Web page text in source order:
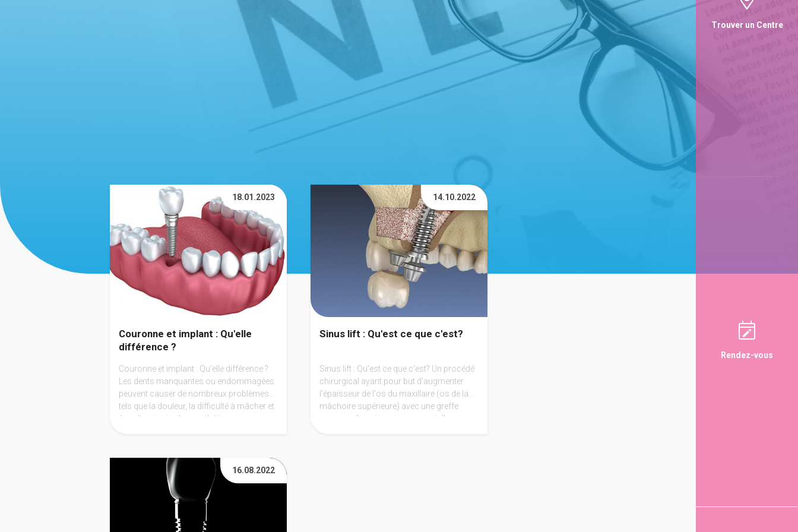
18.01.2023
Couronne et implant : Qu'elle
différence ?
Couronne et implant : Qu'elle différence ?
Les dents manquantes ou endommagées
peuvent causer de nombreux problèmes
tels que la douleur, la difficulté à mâcher et
à parler, ainsi qu'une esthétique
des options de remplacement telles que
les couronnes et les implants dentaires.
14.10.2022
Sinus lift : Qu'est ce que c'est?
Sinus lift : Qu'est ce que c'est? Un procédé
chirurgical ayant pour but d'augmenter
l'épaisseur de l'os du maxillaire (os de la
mâchoire supérieure) avec une greffe
osseuse. Il peut servir en amont d'une
16.08.2022
Trouver un Centre
Rendez-vous